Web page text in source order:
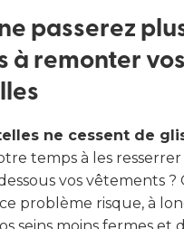
passerez
à remonter vos
ne cessent de
temps à les
vos vêtements ?
problème risque, à